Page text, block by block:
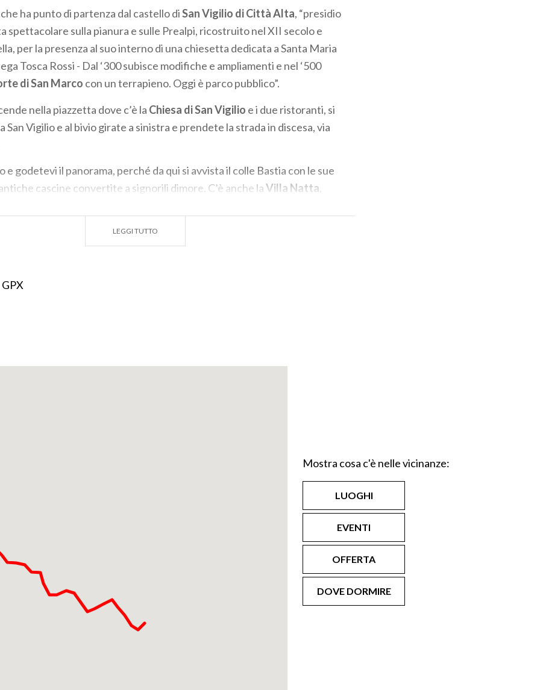
ha punto di partenza dal castello diSan Vigilio di Città Alta, “presidio
spettacolare sulla pianura e sulle Prealpi, ricostruito nel XII secolo e
per la presenza al suo interno di una chiesetta dedicata a Santa Maria
Tosca Rossi - Dal ‘300 subisce modifiche e ampliamenti e nel ‘500
di San Marco con un terrapieno. Oggi è parco pubblico”.
nella piazzetta dove c’è la Chiesa di San Vigilio e i due ristoranti, si
San Vigilio e al bivio girate a sinistra e prendete la strada in discesa, via
e godetevi il panorama, perché da qui si avvista il colle Bastia con le sue
cascine convertite a signorili dimore. C’è anche laVilla Natta
interesse il giardino, progettato dall’architetto
Leopold Pollackin
Da qui potete percorrere il sentiero a ritroso, altrimenti potete
Atb. Da Paladina, nelle vicinanze della villa, passa la linea numero 10,
AGLIARDI - CONTIAGLIARDI.IT
LEGGI TUTTO
Mostra cosa c'è nelle vicinanze:
LUOGHI
EVENTI
OFFERTA
DOVE DORMIRE